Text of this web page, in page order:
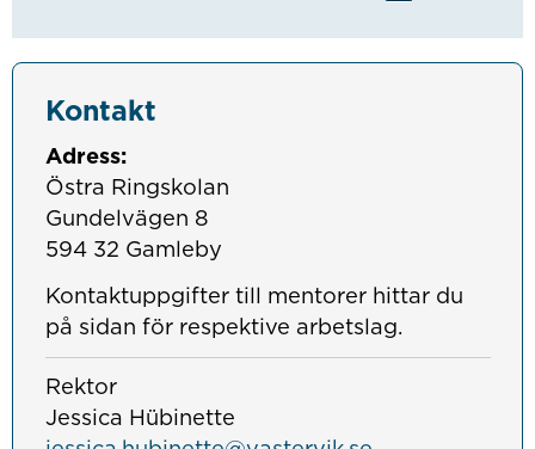
Kontakt
Adress:
Östra Ringskolan
Gundelvägen 8
594 32 Gamleby
Kontaktuppgifter till mentorer hittar du
på sidan för respektive arbetslag.
Rektor
Jessica Hübinette